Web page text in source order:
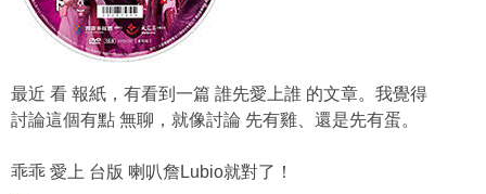
最近 看 報紙，有看到一篇 誰先愛上誰 的文章。我覺得
討論這個有點 無聊，就像討論 先有雞、還是先有蛋。
乖乖 愛上 台版 喇叭詹Lubio就對了！